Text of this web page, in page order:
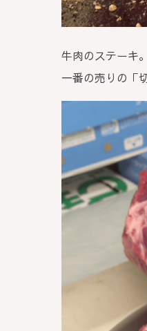
牛肉のステーキ。
一番の売りの「